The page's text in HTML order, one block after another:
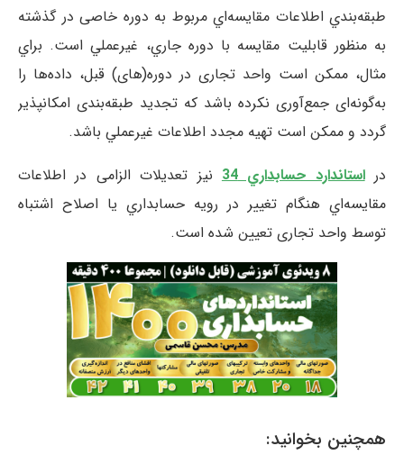
طبقه‌بندي اطلاعات مقايسه‌اي مربوط به دوره‌ خاصی در گذشته
به منظور قابليت مقايسه با دوره جاري، غيرعملي است. براي
مثال، ممکن است واحد تجاری در دوره(های) قبل، داده‌ها را
به‌گونه‌ای جمع‌آوری نکرده باشد که تجدید طبقه‌بندی امکان­پذیر
گردد و ممکن است تهيه مجدد اطلاعات غيرعملي باشد.
دراستاندارد حسابداري 34
نیز تعديلات الزامی در اطلاعات
مقايسه‌اي هنگام تغيير در رويه حسابداري يا اصلاح اشتباه
توسط واحد تجاری تعیین شده است.
همچنین بخوانید: